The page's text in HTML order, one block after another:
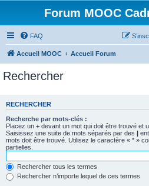
Forum MOOC
FAQ
Accueil MOOC Accueil Forum
Rechercher
RECHERCHER
Recherche par mots-clés :
Placez un + devant un mot qui doit être trouvé et
Saisissez une suite de mots séparés par des |
mots doit être trouvé. Utilisez le caractère « * »
partielles.
Rechercher tous les termes
Rechercher n’importe lequel de ces termes